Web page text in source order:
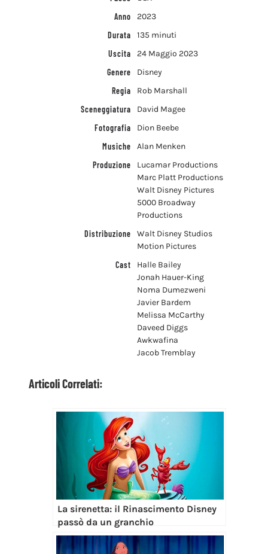
Anno
2023
Durata
135 minuti
Uscita
24 Maggio 2023
Genere
Disney
Regia
Rob Marshall
Sceneggiatura
David Magee
Fotografia
Dion Beebe
Musiche
Alan Menken
Produzione
Lucamar Productions
Marc Platt Productions
Walt Disney Pictures
5000 Broadway
Productions
Distribuzione
Walt Disney Studios
Motion Pictures
Cast
Halle Bailey
Jonah Hauer-King
Noma Dumezweni
Javier Bardem
Melissa McCarthy
Daveed Diggs
Awkwafina
Jacob Tremblay
Articoli Correlati:
La sirenetta: il Rinascimento Disney
passò da un granchio